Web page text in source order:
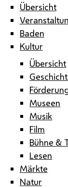
Übersicht
Baden
Kultur
Übersicht
Museen
Musik
Film
Bühne &
Lesen
Märkte
Natur